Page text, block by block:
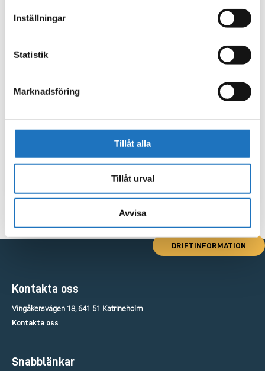
Inställningar
Statistik
Marknadsföring
Tillåt alla
Tillåt urval
Avvisa
DRIFTINFORMATION
Kontakta oss
Vingåkersvägen 18, 641 51 Katrineholm
Kontakta oss
Snabblänkar